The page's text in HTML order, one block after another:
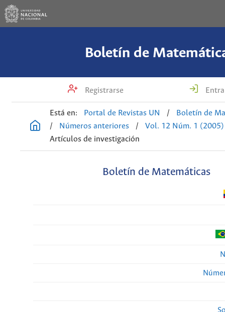
Boletín de
Registrarse
Está en: Portal de Revistas UN /
Boletín de
/
Números anteriores /
Vol. 12 Núm. 1 (2005)
Artículos de investigación
Boletín de Matemáticas